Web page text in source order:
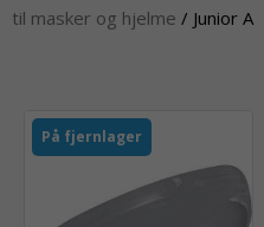
til masker og hjelme / Junior A
På fjernlager